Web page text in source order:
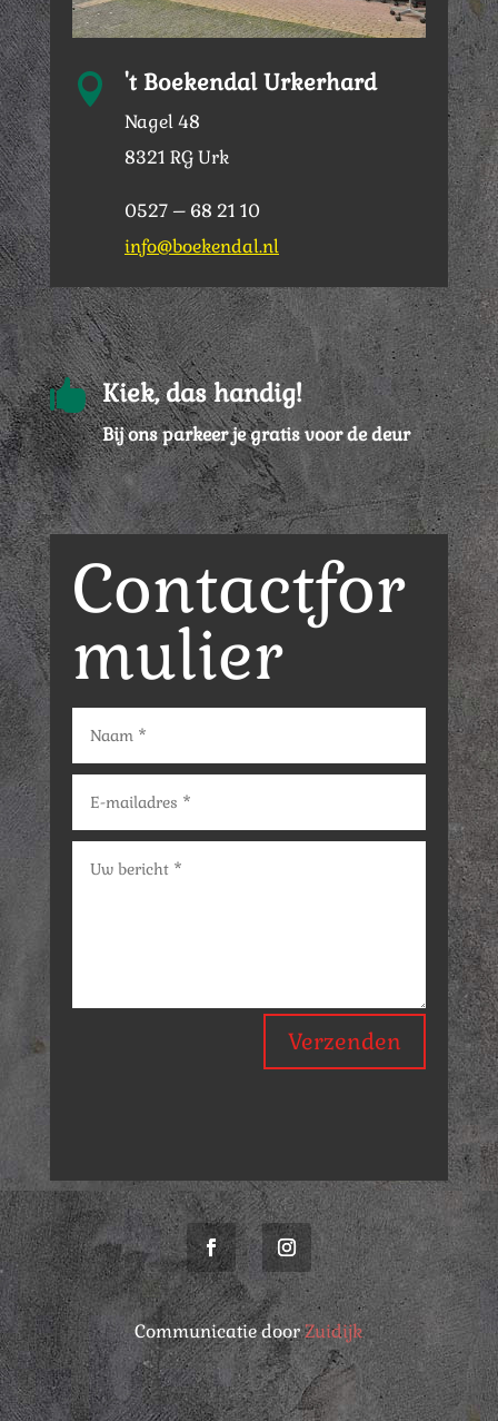
 't Boekendal Urkerhard
Nagel 48
8321 RG Urk
0527 – 68 21 10
info@boekendal.nl
 Kiek, das handig!
Bij ons parkeer je gratis voor de deur
Contactfor
mulier
Verzenden
Communicatie doorZuidijk